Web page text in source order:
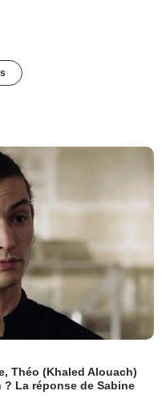
Théo (Khaled Alouach)
La réponse de Sabine